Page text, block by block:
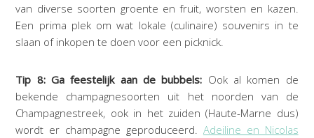
van diverse soorten groente en fruit, worsten en kazen.
Een prima plek om wat lokale (culinaire) souvenirs in te
slaan of inkopen te doen voor een picknick.
Tip 8: Ga feestelijk aan de bubbels: Ook al komen de
bekende champagnesoorten uit het noorden van de
Champagnestreek, ook in het zuiden (Haute-Marne dus)
wordt er champagne geproduceerd. Adeiline en Nicolas